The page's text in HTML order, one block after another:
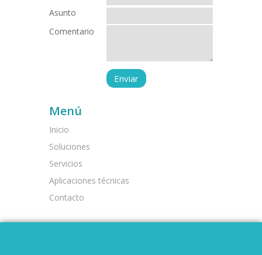
Asunto
Comentario
Menú
Inicio
Soluciones
Servicios
Aplicaciones técnicas
Contacto